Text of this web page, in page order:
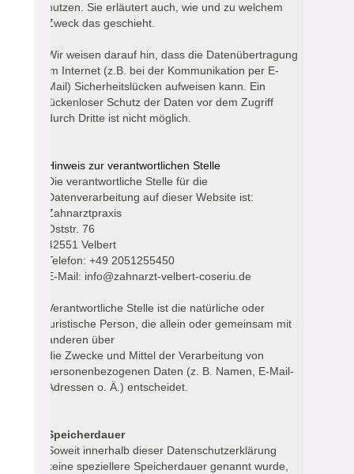
nutzen. Sie erläutert auch, wie und zu welchem
Zweck das geschieht.
Wir weisen darauf hin, dass die Datenübertragung
im Internet (z.B. bei der Kommunikation per E-
Mail) Sicherheitslücken aufweisen kann. Ein
lückenloser Schutz der Daten vor dem Zugriff
durch Dritte ist nicht möglich.
Hinweis zur verantwortlichen Stelle
Die verantwortliche Stelle für die
Datenverarbeitung auf dieser Website ist:
Zahnarztpraxis
Oststr. 76
42551 Velbert
Telefon: +49 2051255450
E-Mail: info@zahnarzt-velbert-coseriu.de
Verantwortliche Stelle ist die natürliche oder
juristische Person, die allein oder gemeinsam mit
anderen über
die Zwecke und Mittel der Verarbeitung von
personenbezogenen Daten (z. B. Namen, E-Mail-
Adressen o. Ä.) entscheidet.
Speicherdauer
Soweit innerhalb dieser Datenschutzerklärung
keine speziellere Speicherdauer genannt wurde,